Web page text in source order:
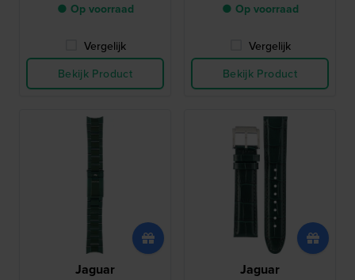
● Op voorraad
Vergelijk
Bekijk Product
● Op voorraad
Vergelijk
Bekijk Product
Jaguar Jaguar